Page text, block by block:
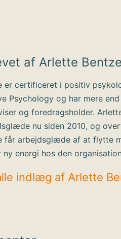
af Arlette
er certificeret i positiv
Psychology og har mere
og foredragsholder.
nu siden 2010, og
får arbejdsglæde af at flytte
ny energi hos den
indlæg af Arlette